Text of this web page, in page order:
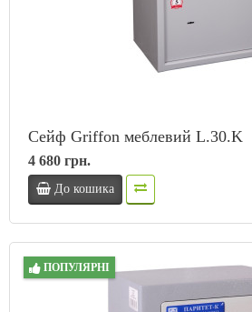
Сейф Griffon меблевий L.30.K
4 680 грн.
До кошика
ПОПУЛЯРНІ